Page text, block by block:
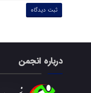
درباره انجمن